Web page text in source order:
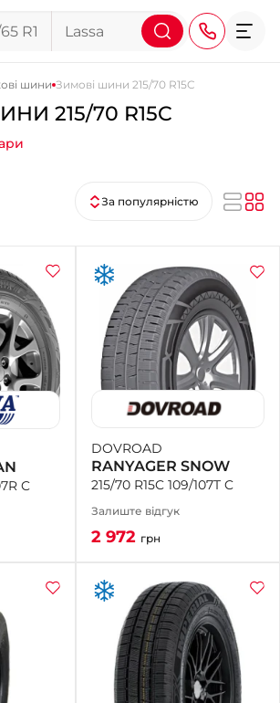
+38 (095) 276-44-44
+38 (067) 911-14-14
- на Щепкіна
+38 (098) 911-911-0
- на Тополі
+38 (098) 911-911-4
- на Калиновій
+38 (077) 7-184-184
- Донецьке шосе
+38 (050)-911-911-2
- Щепкіна
+38 (099)-643-33-77
- Тополь
+38 (068)-923-74-19
- Калинова
шини Зимові шини 215/70 R15C
215/70 R15C
За популярністю
C
DOVROAD
RANYAGER SNOW
215/70 R15C 109/107T C
Залиште відгук
2 972 грн